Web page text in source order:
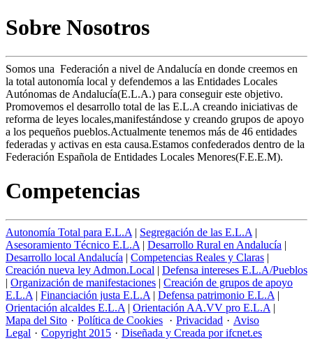
Sobre Nosotros
Somos una Federación a nivel de Andalucía en donde creemos en
la total autonomía local y defendemos a las Entidades Locales
Autónomas de Andalucía(E.L.A.) para conseguir este objetivo.
Promovemos el desarrollo total de las E.L.A creando iniciativas de
reforma de leyes locales,manifestándose y creando grupos de apoyo
a los pequeños pueblos.Actualmente tenemos más de 46 entidades
federadas y activas en esta causa.Estamos confederados dentro de la
Federación Española de Entidades Locales Menores(F.E.E.M).
Competencias
Autonomía Total para E.L.A | Segregación de las E.L.A |
Asesoramiento Técnico E.L.A | Desarrollo Rural en Andalucía |
Desarrollo local Andalucía | Competencias Reales y Claras |
Creación nueva ley Admon.Local | Defensa intereses E.L.A/Pueblos
| Organización de manifestaciones | Creación de grupos de apoyo
E.L.A | Financiación justa E.L.A | Defensa patrimonio E.L.A |
Orientación alcaldes E.L.A | Orientación AA.VV pro E.L.A |
Mapa del Sito · Política de Cookies · Privacidad · Aviso
Legal · Copyright 2015 · Diseñada y Creada por ifcnet.es